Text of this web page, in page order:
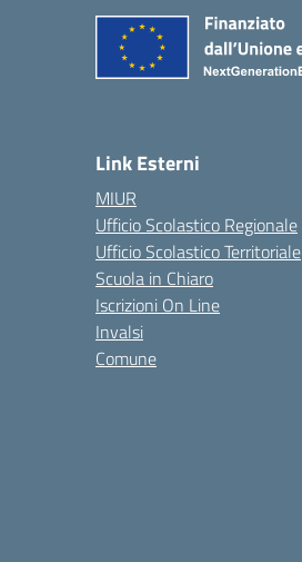
Link Esterni
MIUR
Ufficio Scolastico Regionale
Ufficio Scolastico Territoriale
Scuola in Chiaro
Iscrizioni On Line
Invalsi
Comune